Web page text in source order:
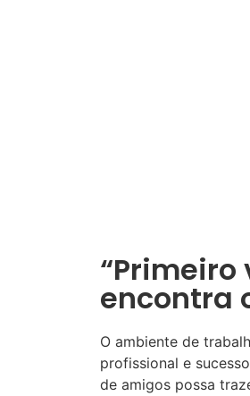
encontra
O ambiente de
profissional e
de amigos possa